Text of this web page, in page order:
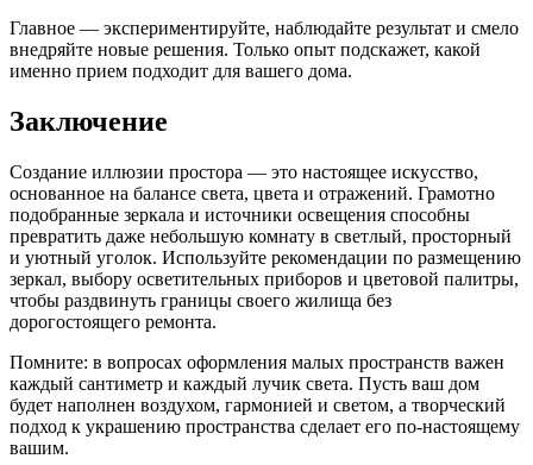
Главное — экспериментируйте, наблюдайте результат и смело
внедряйте новые решения. Только опыт подскажет, какой
именно прием подходит для вашего дома.
Заключение
Создание иллюзии простора — это настоящее искусство,
основанное на балансе света, цвета и отражений. Грамотно
подобранные зеркала и источники освещения способны
превратить даже небольшую комнату в светлый, просторный
и уютный уголок. Используйте рекомендации по размещению
зеркал, выбору осветительных приборов и цветовой палитры,
чтобы раздвинуть границы своего жилища без
дорогостоящего ремонта.
Помните: в вопросах оформления малых пространств важен
каждый сантиметр и каждый лучик света. Пусть ваш дом
будет наполнен воздухом, гармонией и светом, а творческий
подход к украшению пространства сделает его по-настоящему
вашим.